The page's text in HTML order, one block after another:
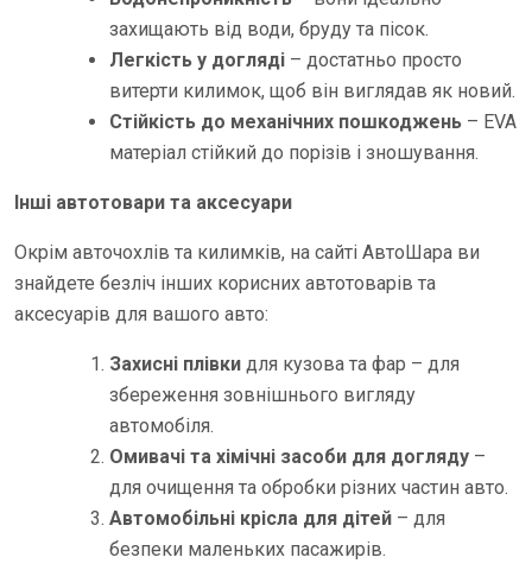
захищають від води, бруду та пісок.
Легкість у догляді – достатньо просто
витерти килимок, щоб він виглядав як новий.
Стійкість до механічних пошкоджень – EVA
матеріал стійкий до порізів і зношування.
Інші автотовари та аксесуари
Окрім авточохлів та килимків, на сайті АвтоШара ви
знайдете безліч інших корисних автотоварів та
аксесуарів для вашого авто:
Захисні плівки для кузова та фар – для
збереження зовнішнього вигляду
автомобіля.
Омивачі та хімічні засоби для догляду –
для очищення та обробки різних частин авто.
Автомобільні крісла для дітей – для
безпеки маленьких пасажирів.